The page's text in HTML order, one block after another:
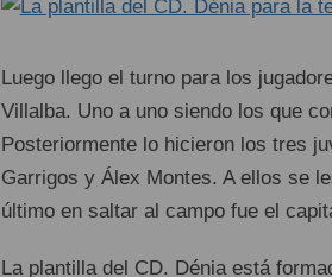
Luego llego el turno para los
Villalba. Uno a uno siendo los que
Posteriormente lo hicieron los tres
Garrigos y Álex Montes. A ellos se
último en saltar al campo fue el
La plantilla del CD. Dénia está